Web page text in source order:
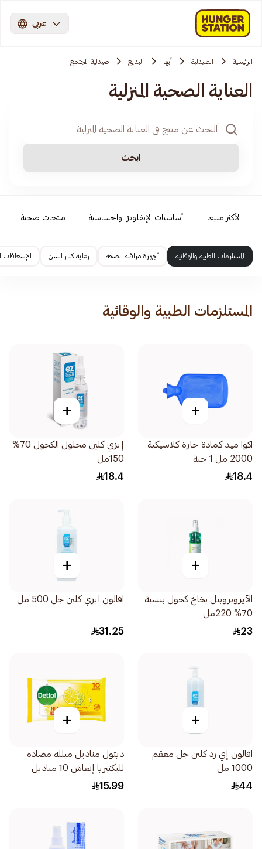
عربي
الرئيسية الصيدلية أبها البديع صيدلية المجتمع
العناية الصحية المنزلية
ابحث
الأكثر مبيعا أساسيات الإنفلونزا والحساسية منتجات صحية
المستلزمات الطبية والوقائية أجهزة مراقبة الصحة رعاية كبار السن الإسعافات
المستلزمات الطبية والوقائية
+
اكوا ميد كمادة حارة كلاسيكية
2000 مل 1 حبة
18.4
+
إيزي كلين محلول الكحول 70%
150مل
18.4
+
الآيزوبروبيل بخاخ كحول بنسبة
70% 220مل
23
+
افالون ايزي كلين جل 500 مل
31.25
+
افالون إي زد كلين جل معقم
1000 مل
44
+
ديتول مناديل مبللة مضادة
للبكتيريا إنعاش 10 مناديل
15.99